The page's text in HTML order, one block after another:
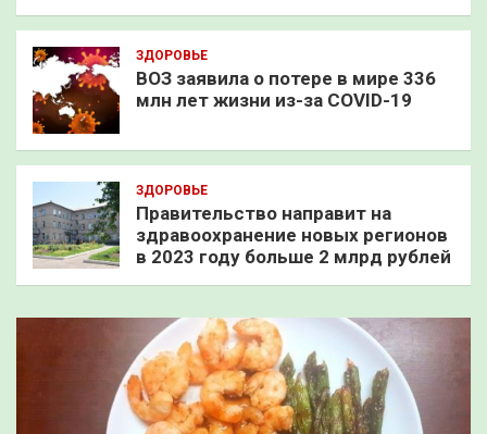
ЗДОРОВЬЕ
ВОЗ заявила о потере в мире 336
млн лет жизни из-за COVID-19
ЗДОРОВЬЕ
Правительство направит на
здравоохранение новых регионов
в 2023 году больше 2 млрд рублей